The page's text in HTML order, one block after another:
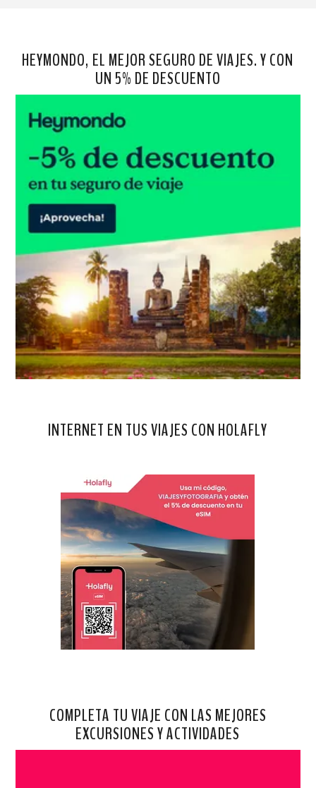
HEYMONDO, EL MEJOR SEGURO DE VIAJES. Y CON
UN 5% DE DESCUENTO
INTERNET EN TUS VIAJES CON HOLAFLY
COMPLETA TU VIAJE CON LAS MEJORES
EXCURSIONES Y ACTIVIDADES